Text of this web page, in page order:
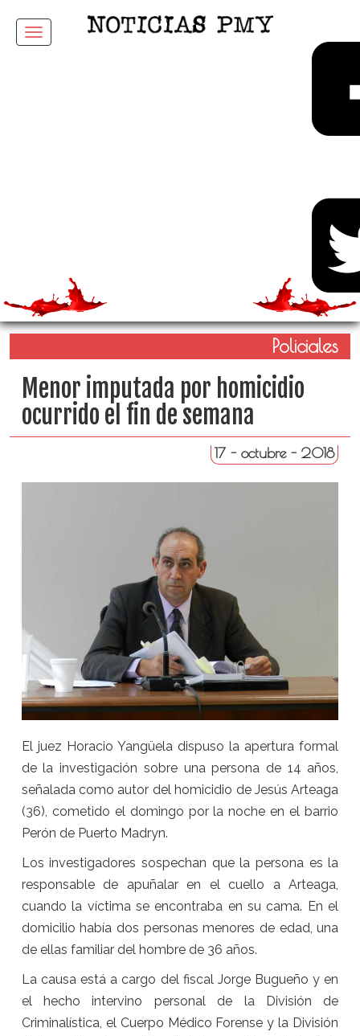
Menu
Policiales
Menor imputada por homicidio
ocurrido el fin de semana
17 - octubre - 2018
El juez Horacio Yangüela dispuso la apertura formal
de la investigación sobre una persona de 14 años,
señalada como autor del homicidio de Jesús Arteaga
(36), cometido el domingo por la noche en el barrio
Perón de Puerto Madryn.
Los investigadores sospechan que la persona es la
responsable de apuñalar en el cuello a Arteaga,
cuando la víctima se encontraba en su cama. En el
domicilio había dos personas menores de edad, una
de ellas familiar del hombre de 36 años.
La causa está a cargo del fiscal Jorge Bugueño y en
el hecho intervino personal de la División de
Criminalística, el Cuerpo Médico Forense y la División